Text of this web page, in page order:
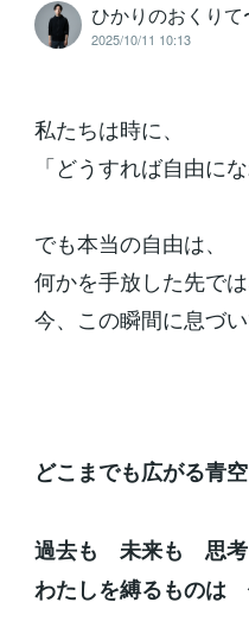
ひかりのおくり
2025/10/11 10:13
私たちは時に、
「どうすれば自由に
でも本当の自由は、
何かを手放した先では
今、この瞬間に息づ
どこまでも広がる青空
過去も 未来も 思考
わたしを縛るものは